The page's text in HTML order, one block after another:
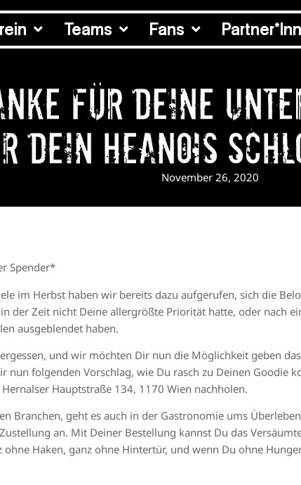
Teams Fans
für deine
dein Heanois
November 26, 2020
Spender*
im Herbst haben wir bereits dazu aufgerufen, sich die
der Zeit nicht Deine allergrößte Priorität hatte, oder nach
ausgeblendet haben.
und wir möchten Dir nun die Möglichkeit geben
nun folgenden Vorschlag, wie Du rasch zu Deinen Goodie
Hauptstraße 134, 1170 Wien nachholen.
Branchen, geht es auch in der Gastronomie ums
an. Mit Deiner Bestellung kannst Du das
ohne Haken, ganz ohne Hintertür, und wenn Du ohne